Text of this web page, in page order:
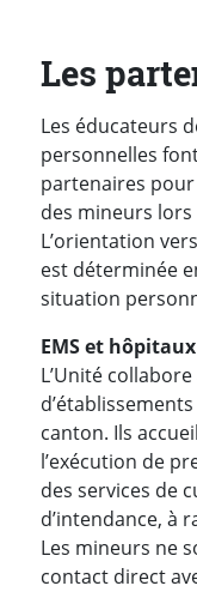
Les
Les éducateurs
personnelles
partenaires pour
des mineurs lors
L’orientation
est déterminée
situation
EMS et hôpitaux
L’Unité
canton. Ils
l’exécution de
des services de
d’intendance, à
Les mineurs ne
contact direct